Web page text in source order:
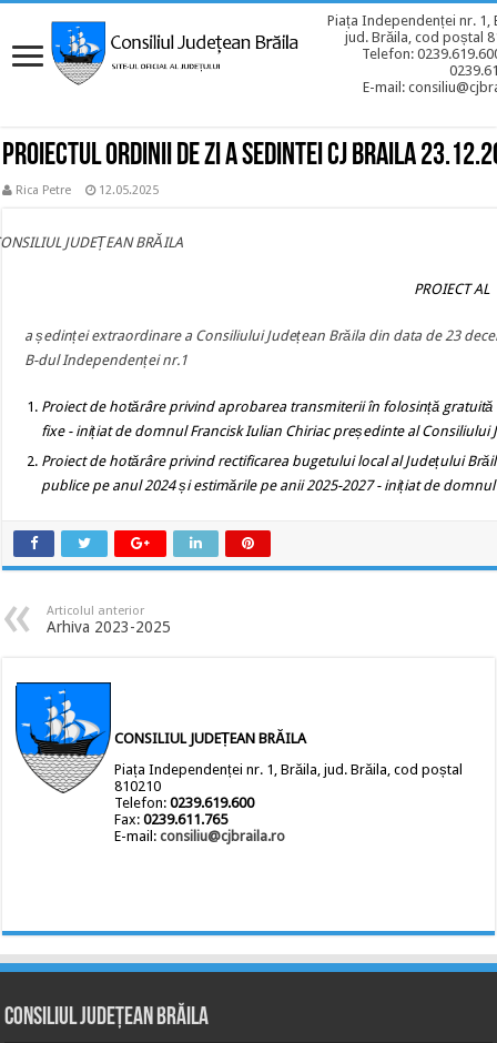
Piața Independenței nr. 1,
jud. Brăila, cod poștal
Telefon:
E-mail:
Proiectul ordinii de zi a sedintei CJ BRAILA
Rica Petre 12.05.2025
JUDEȚEAN BRĂILA
PROIECT AL
a ședinței extraordinare a Consiliului Județean Brăila din data de 23
B-dul Independenței nr.1
Proiect de hotărâre privind aprobarea transmiterii în folosință gratuită
fixe -inițiat de domnul Francisk Iulian Chiriac președinte al Consiliului
Proiect de hotărâre privind rectificarea bugetului local al Județului
publice pe anul 2024 și estimările pe anii 2025-2027-inițiat de domnul
Articolul anterior
Arhiva 2023-2025
CONSILIUL JUDEȚEAN BRĂILA
Piața Independenței nr. 1, Brăila, jud. Brăila, cod poștal
810210
Telefon:0239.619.600
Fax:0239.611.765
E-mail:consiliu@cjbraila.ro
Consiliul Județean Brăila